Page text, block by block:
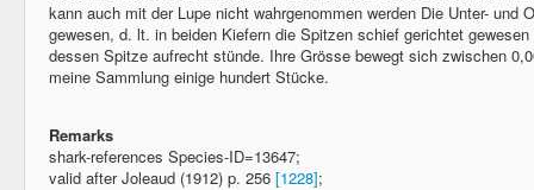
kann auch mit der Lupe nicht wahrgenommen werden Die Unter- und
gewesen, d. lt. in beiden Kiefern die Spitzen schief gerichtet
dessen Spitze aufrecht stünde. Ihre Grösse bewegt sich zwischen
meine Sammlung einige hundert Stücke.
Remarks
shark-references Species-ID=13647;
valid after Joleaud (1912) p. 256 [1228];